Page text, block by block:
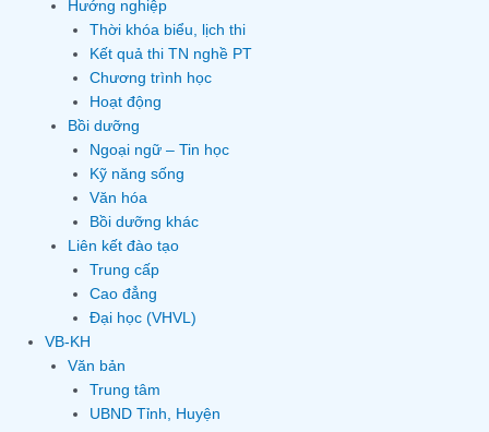
Hướng nghiệp
Thời khóa biểu, lịch thi
Kết quả thi TN nghề PT
Chương trình học
Hoạt động
Bồi dưỡng
Ngoại ngữ – Tin học
Kỹ năng sống
Văn hóa
Bồi dưỡng khác
Liên kết đào tạo
Trung cấp
Cao đẳng
Đại học (VHVL)
VB-KH
Văn bản
Trung tâm
UBND Tỉnh, Huyện